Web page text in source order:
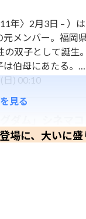
年〉2月3日 – ）
元メンバー。福岡
双子として誕生
伯母にあたる。…
日) 00:10
ム」シネマコ
場に、大いに
見る